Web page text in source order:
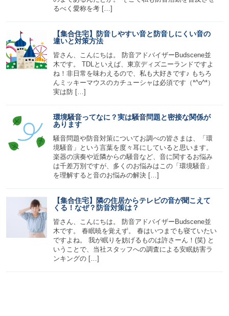
るべく愛称を考 […]
【集合住宅】防音しやすい音と防音しにくい音の
違いと対策方法
皆さん、こんにちは。 防音アドバイザーBudscene並
木です。 TDLといえば、東京ディズニーランドですよ
ね！非日常を味わえるので、私も大好きです♪ もちろ
んミッキーマウスのカチューシャは必須です（*^o^*）
実は防 […]
環境騒音ってなに？実は騒音問題と密接な関係が
あります
騒音問題や防音対策についてお調べの皆さまは、「環
境騒音」という言葉を度々耳にしていると思います。
楽器の演奏や近隣からの騒音など、音に関するお悩み
は千差万別ですが、多くのお悩みはこの「環境騒音」
を理解すると音のお悩みの解決 […]
【集合住宅】隣の住居からテレビの音が聞こえて
くる！なぜ？防音対策は？
皆さん、こんにちは。 防音アドバイザーBudscene並
木です。 春眠暁を覚えず。 春はいつまでも寝ていたい
ですよね。 我が眠りを妨げるものは許さーん！(笑) と
いうことで、当社スタッフへの調査による安眠妨害ラ
ンキングの […]